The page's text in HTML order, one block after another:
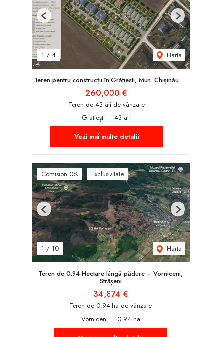
1 / 4 Harta
Previous Next
Teren pentru construcții în Grătiesti, Mun. Chișinău
260,000 €
Teren de 43 ari de vânzare
Gratiești
43 ari
Vezi mai multe detalii
Comision 0% Exclusivitate
1 / 10 Harta
Previous Next
Teren de 0.94 Hectare lângă pădure – Vorniceni,
Strășeni
34,874 €
Teren de 0.94 ha de vânzare
Vorniceni
0.94 ha